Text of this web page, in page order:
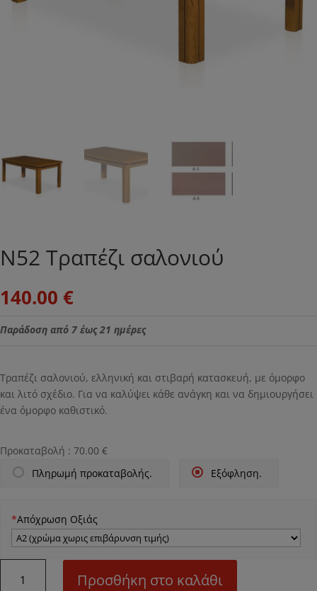
Ν52 Τραπέζι σαλονιού
140.00 €
Παράδοση από 7 έως 21 ημέρες
Τραπέζι σαλονιού, ελληνική και στιβαρή κατασκευή, με όμορφο
και λιτό σχέδιο. Για να καλύψει κάθε ανάγκη και να δημιουργήσει
ένα όμορφο καθιστικό.
Προκαταβολή : 70.00 €
Εξόφληση.
Πληρωμή προκαταβολής.
*Απόχρωση Οξιάς
Τραπέζι
Προσθήκη στο καλάθι